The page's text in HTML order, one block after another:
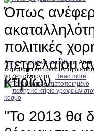
Αυτο-ψυχόμενα παράθυραΑυτο
παράθυρα επιτρέπουν τη
να ζεσταίνουν το... Read more
Όπως
πολιτικές
πετρελαίου
κτιρίων.
"Το 2013 θα